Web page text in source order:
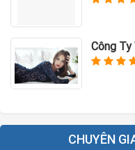
Công
CHUYÊN